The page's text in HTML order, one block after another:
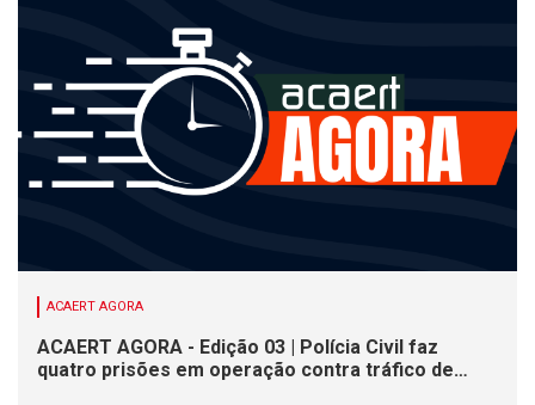
ACAERT AGORA
ACAERT AGORA - Edição 03 | Polícia Civil faz
quatro prisões em operação contra tráfico de